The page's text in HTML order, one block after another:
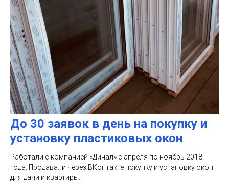
До 30 заявок в день на покупку и
установку пластиковых окон
Работали с компанией «Динал» с апреля по ноябрь 2018
года. Продавали через ВКонтакте покупку и установку окон
для дачи и квартиры.